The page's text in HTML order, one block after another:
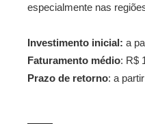
especialmente nas
Investimento inicial: a
Faturamento médio: R$
Prazo de retorno: a